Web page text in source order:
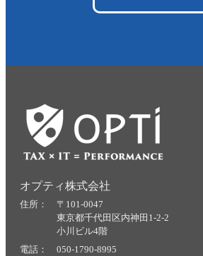
オプティ株式会社
住所： 〒101-0047
東京都千代田区内神田1-2-2
小川ビル4階
電話： 050-1790-8995